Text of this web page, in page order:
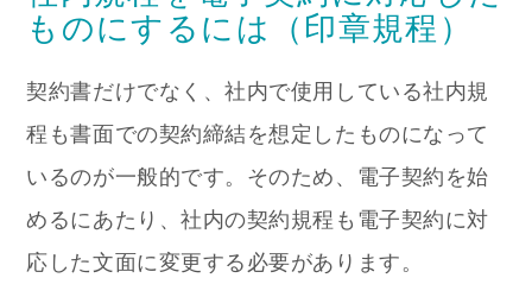
ものにするには（印章規程）
契約書だけでなく、社内で使用している社内規
程も書面での契約締結を想定したものになって
いるのが一般的です。そのため、電子契約を始
めるにあたり、社内の契約規程も電子契約に対
応した文面に変更する必要があります。